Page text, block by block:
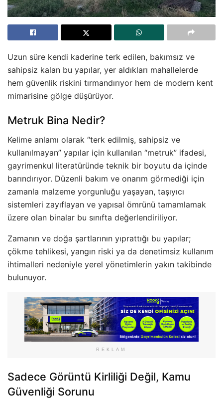
Uzun süre kendi kaderine terk edilen, bakımsız ve
sahipsiz kalan bu yapılar, yer aldıkları mahallelerde
hem güvenlik riskini tırmandırıyor hem de modern kent
mimarisine gölge düşürüyor.
Metruk Bina Nedir?
Kelime anlamı olarak “terk edilmiş, sahipsiz ve
kullanılmayan” yapılar için kullanılan “metruk” ifadesi,
gayrimenkul literatüründe teknik bir boyutu da içinde
barındırıyor. Düzenli bakım ve onarım görmediği için
zamanla malzeme yorgunluğu yaşayan, taşıyıcı
sistemleri zayıflayan ve yapısal ömrünü tamamlamak
üzere olan binalar bu sınıfta değerlendiriliyor.
Zamanın ve doğa şartlarının yıprattığı bu yapılar;
çökme tehlikesi, yangın riski ya da denetimsiz kullanım
ihtimalleri nedeniyle yerel yönetimlerin yakın takibinde
bulunuyor.
REKLAM
Sadece Görüntü Kirliliği Değil, Kamu
Güvenliği Sorunu